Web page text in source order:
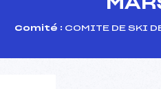
Comité : COMITE DE SKI